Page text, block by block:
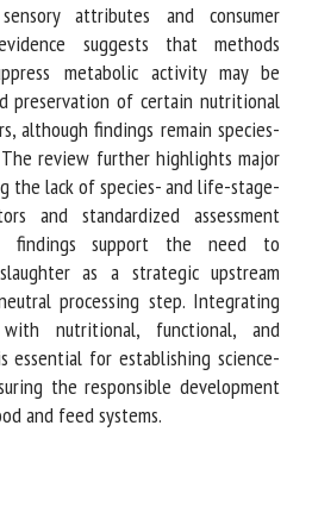
that slaughter techniques
and hydrolysis, lipid oxidation,
functional properties such as
as well as sensory attributes
Available evidence suggests that
suppress metabolic activity
improved preservation of certain
parameters, although findings
dependent. The review
gaps, including the lack
specific welfare indicators and
protocols. Overall, the findings
insect slaughter as a
rather than a neutral processing
considerations with nutritional,